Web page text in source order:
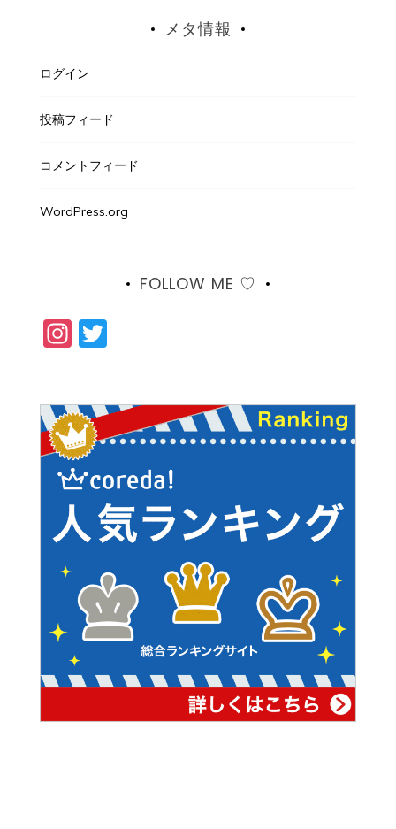
メタ情報
ログイン
投稿フィード
コメントフィード
WordPress.org
FOLLOW ME ♡
Instagram
Twitter